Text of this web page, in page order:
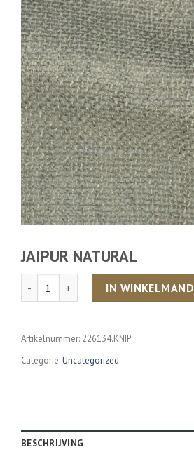
JAIPUR NATURAL
Aantal IN WINKELMAND
Artikelnummer: 226134.KNIP
Categorie:Uncategorized
BESCHRIJVING